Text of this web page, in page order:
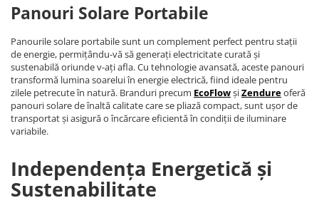
Panouri Solare Portabile
Panourile solare portabile sunt un complement perfect pentru stații
de energie, permițându-vă să generați electricitate curată și
sustenabilă oriunde v-ați afla. Cu tehnologie avansată, aceste panouri
transformă lumina soarelui în energie electrică, fiind ideale pentru
zilele petrecute în natură. Branduri precum EcoFlowșiZendureoferă
panouri solare de înaltă calitate care se pliază compact, sunt ușor de
transportat și asigură o încărcare eficientă în condiții de iluminare
variabile.
Independența Energetică și
Sustenabilitate